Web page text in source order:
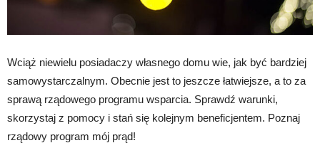
Wciąż niewielu posiadaczy własnego domu wie, jak być bardziej
samowystarczalnym. Obecnie jest to jeszcze łatwiejsze, a to za
sprawą rządowego programu wsparcia. Sprawdź warunki,
skorzystaj z pomocy i stań się kolejnym beneficjentem. Poznaj
rządowy program mój prąd!